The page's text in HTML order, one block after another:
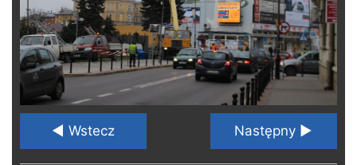
◄ Wstecz Następny ►